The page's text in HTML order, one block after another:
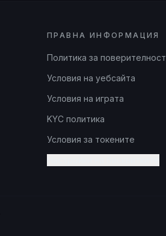
ПРАВНА ИНФОРМАЦИЯ
Политика за поверителност
Условия на уебсайта
Условия на играта
KYC политика
Условия за токените